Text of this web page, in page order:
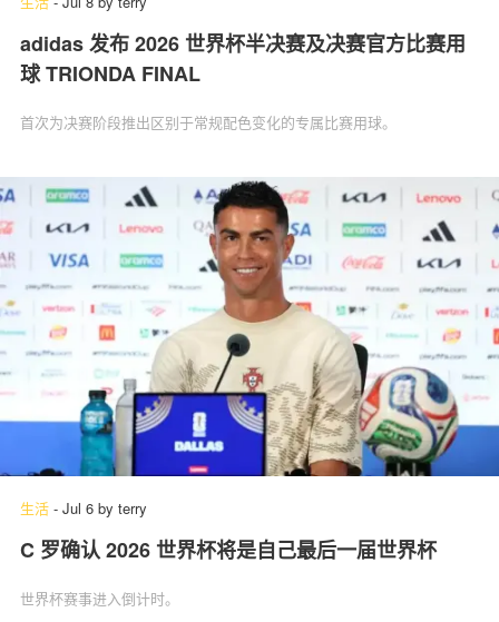
adidas 发布 2026 世界杯半决赛及决赛官方比赛用
球 TRIONDA FINAL
首次为决赛阶段推出区别于常规配色变化的专属比赛用球。
生活 - Jul 6 by terry
C 罗确认 2026 世界杯将是自己最后一届世界杯
世界杯赛事进入倒计时。